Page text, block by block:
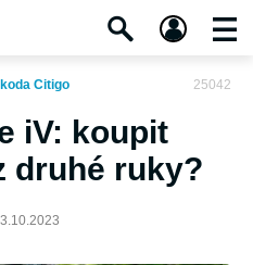
Citigo 25042
iV: koupit
druhé ruky?